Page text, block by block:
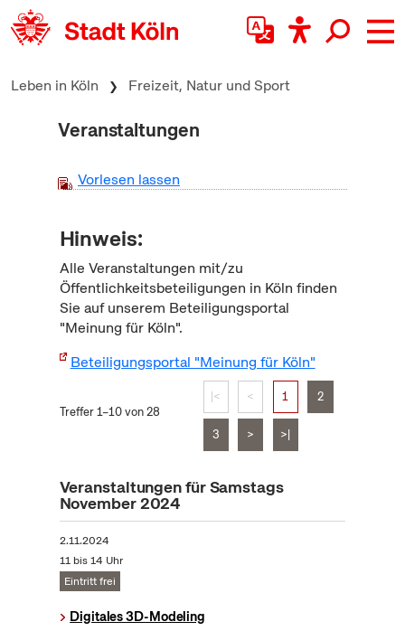
zum Inhalt springen
Leben in Köln Freizeit, Natur und Sport
Veranstaltungen
Vorlesen lassen
Hinweis:
Alle Veranstaltungen mit/zu
Öffentlichkeitsbeteiligungen in Köln finden
Sie auf unserem Beteiligungsportal
"Meinung für Köln".
Beteiligungsportal "Meinung für Köln"
Treffer 1–10 von 28
|< < 1 2
3 > >|
Veranstaltungen für Samstags
November 2024
2.11.2024
11 bis 14 Uhr
Eintritt frei
Digitales 3D-Modeling